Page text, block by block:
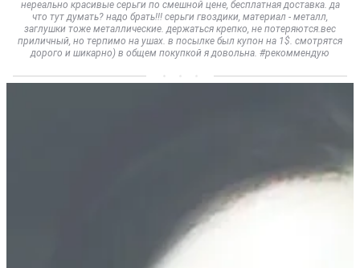
нереально красивые серьги по смешной цене, бесплатная доставка. да
что тут думать? надо брать!!! серьги гвоздики, материал - металл,
заглушки тоже металлические. держаться крепко, не потеряются.вес
приличный, но терпимо на ушах. в посылке был купон на 1$. смотрятся
дорого и шикарно) в общем покупкой я довольна. #рекоммендую